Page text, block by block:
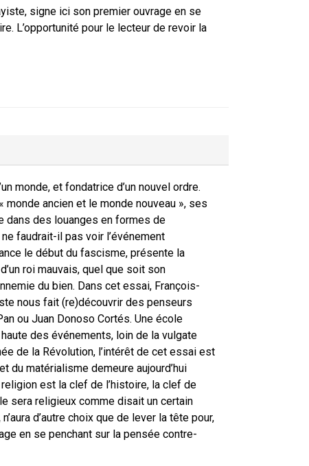
signe ici son premier ouvrage en se
L’opportunité pour le lecteur de revoir la
monde, et fondatrice d’un nouvel ordre.
ancien et le monde nouveau », ses
dans des louanges en formes de
faudrait-il pas voir l’événement
le début du fascisme, présente la
roi mauvais, quel que soit son
du bien. Dans cet essai, François-
nous fait (re)découvrir des penseurs
ou Juan Donoso Cortés. Une école
des événements, loin de la vulgate
de la Révolution, l’intérêt de cet essai est
du matérialisme demeure aujourd’hui
est la clef de l’histoire, la clef de
sera religieux comme disait un certain
d’autre choix que de lever la tête pour,
en se penchant sur la pensée contre-